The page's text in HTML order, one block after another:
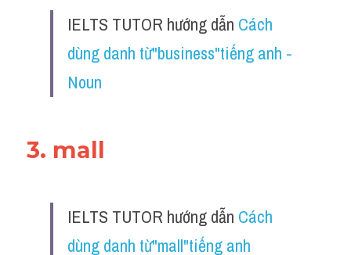
IELTS TUTOR hướng dẫn Cách
dùng danh từ"business"tiếng anh -
Noun
3. mall
IELTS TUTOR hướng dẫn Cách
dùng danh từ"mall"tiếng anh